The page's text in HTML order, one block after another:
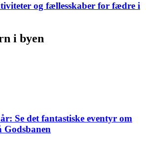
og fællesskaber for fædre i
i byen
Se det fantastiske eventyr om
Godsbanen